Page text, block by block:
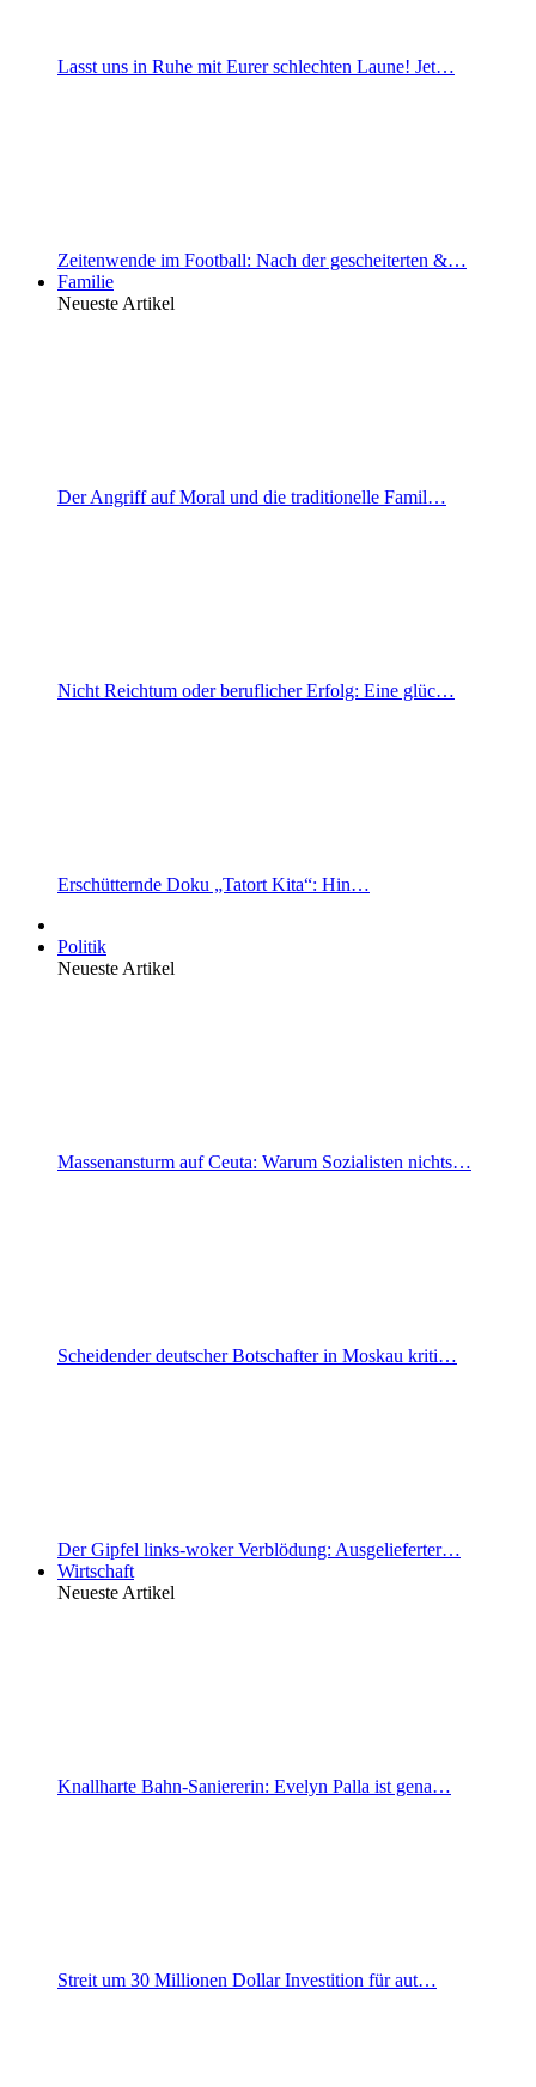
Lasst uns in Ruhe mit Eurer schlechten Laune! Jet…
Zeitenwende im Football: Nach der gescheiterten &…
Familie
Neueste Artikel
Der Angriff auf Moral und die traditionelle Famil…
Nicht Reichtum oder beruflicher Erfolg: Eine glüc…
Erschütternde Doku „Tatort Kita“: Hin…
Politik
Neueste Artikel
Massenansturm auf Ceuta: Warum Sozialisten nichts…
Scheidender deutscher Botschafter in Moskau kriti…
Der Gipfel links-woker Verblödung: Ausgelieferter…
Wirtschaft
Neueste Artikel
Knallharte Bahn-Saniererin: Evelyn Palla ist gena…
Streit um 30 Millionen Dollar Investition für aut…